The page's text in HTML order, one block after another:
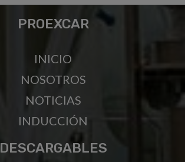
PROEXCAR
INICIO
NOSOTROS
NOTICIAS
INDUCCIÓN
DESCARGABLES